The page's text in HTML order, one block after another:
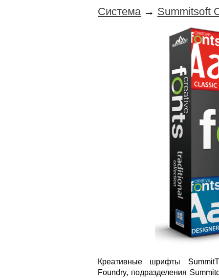
Система → Summitsoft
Креативные шрифты
Foundry, подразделения